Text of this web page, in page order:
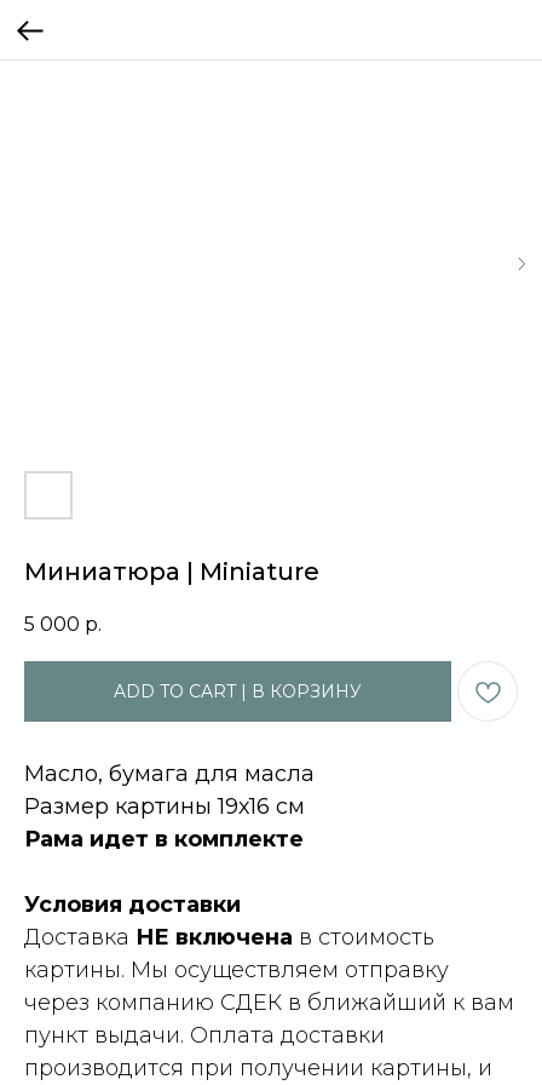
Миниатюра | Miniature
5 000 р.
ADD TO CART | В КОРЗИНУ
Масло, бумага для масла
Размер картины 19х16 см
Рама идет в комплекте
Условия доставки
Доставка НЕ включена в стоимость
картины. Мы осуществляем отправку
через компанию СДЕК в ближайший к вам
пункт выдачи. Оплата доставки
производится при получении картины, и